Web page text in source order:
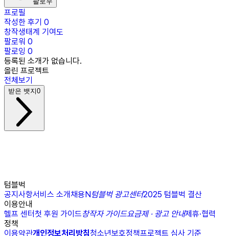
프로필
작성한 후기 0
창작생태계 기여도
팔로워 0
팔로잉 0
등록된 소개가 없습니다.
올린 프로젝트
전체보기
받은 뱃지0
텀블벅
공지사항서비스 소개채용N텀블벅 광고센터2025 텀블벅 결산
이용안내
헬프 센터첫 후원 가이드창작자 가이드요금제 · 광고 안내제휴·협력
정책
이용약관개인정보처리방침청소년보호정책프로젝트 심사 기준